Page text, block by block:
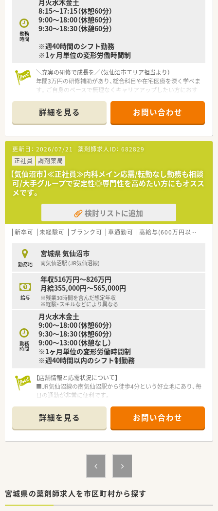
勤務
時間
8:15～17:15（休憩60分）
9:00～18:00（休憩60分）
9:30～18:30（休憩60分）
※週40時間のシフト勤務
※1ヶ月単位の変形労働時間制
＼充実の研修で成長を／（気仙沼市エリア担当より）
年間3万円の研修補助があり、総合科目や在宅医療を深く学べま
す。ご自身のペースで無理なくキャリアアップしたい方におす
＊------------------------------------------＊
【店舗情報と応需状況について】
■JR気仙沼線の南気仙沼駅より車で10分ほどの場所に位置し、
通勤にはマイカーの利用が便利です。
■近隣の総合病院からの処方箋を1日平均250枚ほど応需してお
り、幅広い知識が身につきます。
■薬剤師は常勤10名が在籍しており、事務員も9名いるため手厚
い人員体制です。
【法人特徴について】
■医療や介護など5つの事業を柱に展開する健康の総合商社とし
て、安定した経営基盤を築いている企業です。
■在宅医療の分野において20年以上の豊富な実績とノウハウを
持ち、地域社会からの信頼も厚い法人です。
積極的に挑戦し続ける姿勢を大切にしています。
【こんな方にオススメ】
■総合科目の処方箋に触れながら幅広い薬学知識を身につけ、薬
剤師としての専門性を高めたい方に最適です。
■在宅医療のノウハウをしっかりと学び、地域医療の最前線で貢
献したいと考えている方におすすめの職場です。
■プライベートの時間も大切にしながら、安定した収入と充実し
た福利厚生の中で長く働きたい方に向いています。
詳細を見る お問い合わせ
更新日： 2026/07/21 薬剤師求人ID： 682829
正社員
調剤薬局
【気仙沼市】≪正社員≫内科メイン応需/転勤なし勤務も相談
可/大手グループで安定性◎専門性を高めたい方にもオスス
メです。
検討リストに追加
新卒可 未経験可 ブランク可 車通勤可 高給与(600万円以上)
勤務地
宮城県 気仙沼市
南気仙沼駅 (JR気仙沼線)
給与
年収516万円～826万円
月給355,000円～565,000円
※残業30時間を含んだ想定年収
※経験・スキルなどにより異なる
勤務
時間
月火水木金土
9:00～18:00（休憩60分）
9:30～18:30（休憩60分）
9:00～13:00（休憩なし）
※1ヶ月単位の変形労働時間制
※週40時間以内のシフト制勤務
【店舗情報と応需状況について】
■JR気仙沼線の南気仙沼駅から徒歩4分という好立地にあり、毎
日の通勤が非常に便利です。
理なく対応しています。
■現在は常勤の薬剤師2名体制で運営しており、互いに連携を取
りながら業務を行っています。
■医療や介護、福祉など5つの柱を持つ健康の総合商社として、
安定した経営基盤があります。
■新しい取り組みに積極的で、ドライブスルー薬局の設置など先
詳細を見る お問い合わせ
宮城県の薬剤師求人を市区町村から探す